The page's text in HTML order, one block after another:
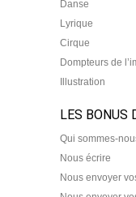
Danse
Lyrique
Cirque
Dompteurs de
Illustration
LES BONUS
Qui sommes-
Nous écrire
Nous envoyer